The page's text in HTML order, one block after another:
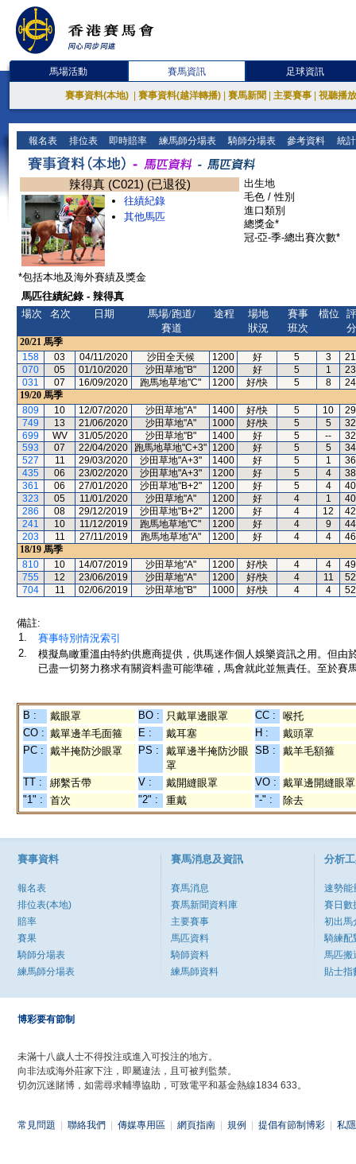
馬場活動 賽馬資訊 足球資訊
賽事資料(本地) 賽事資料(越洋轉播) 賽馬新聞 主要賽事 視聽播
報名表 排位表 即時賠率 練馬師分場表 騎師分場表 參考資料 統
辣得真 (C021) (已退役)
往績紀錄
其他馬匹
出生地
毛色 / 性別
進口類別
總獎金*
冠-亞-季-總出賽次數*
*包括本地及海外賽績及獎金
馬匹往績紀錄 - 辣得真
場次
名次 日期
馬場/跑道/
賽道
途程
場地
狀況
賽事
班次
檔位
評
分
20/21 馬季
158
03 04/11/2020 沙田全天候 1200 好 5 3
21
070
05 01/10/2020 沙田草地"B" 1200 好 5 1
23
031
07 16/09/2020 跑馬地草地"C" 1200 好/快 5 8
24
19/20 馬季
809
10 12/07/2020 沙田草地"A" 1400 好/快 5 10
29
749
13 21/06/2020 沙田草地"A" 1000 好/快 5 5
32
699
WV 31/05/2020 沙田草地"B" 1400 好 5 --
32
593
07 22/04/2020 跑馬地草地"C+3" 1200 好 5 5
34
527
11 29/03/2020 沙田草地"A+3" 1400 好 5 1
36
435
06 23/02/2020 沙田草地"A+3" 1200 好 5 4
38
361
06 27/01/2020 沙田草地"B+2" 1200 好 5 4
40
323
05 11/01/2020 沙田草地"A" 1200 好 4 1
40
286
08 29/12/2019 沙田草地"B+2" 1200 好 4 12
42
241
10 11/12/2019 跑馬地草地"C" 1200 好 4 9
44
203
11 27/11/2019 跑馬地草地"A" 1200 好 4 4
46
18/19 馬季
810
10 14/07/2019 沙田草地"A" 1200 好/快 4 4
49
755
12 23/06/2019 沙田草地"A" 1200 好/快 4 11
52
704
11 02/06/2019 沙田草地"B" 1000 好/快 4 4 52
備註:
1.
賽事特別情況索引
2.
模擬鳥瞰重溫由特約供應商提供，供馬迷作個人娛樂資訊之用。但
已盡一切努力務求有關資料盡可能準確，馬會就此並無責任。至於賽
B : 戴眼罩 BO : 只戴單邊眼罩 CC :
喉托
CO : 戴單邊羊毛面箍 E : 戴耳塞 H :
戴頭罩
PC : 戴半掩防沙眼罩 PS :
戴單邊半掩防沙眼
罩
SB : 戴羊毛額箍
TT : 綁繫舌帶 V : 戴開縫眼罩 VO : 戴單邊開縫眼罩
"1" :
首次 "2" : 重戴 "-" : 除去
賽事資料
報名表
排位表(本地)
賠率
賽果
騎師分場表
練馬師分場表
賽馬消息及資訊
賽馬消息
賽馬新聞資料庫
主要賽事
馬匹資料
騎師資料
練馬師資料
分析
速勢能
賽日數
初出馬
騎練配
馬匹搬
貼士指
博彩要有節制
未滿十八歲人士不得投注或進入可投注的地方。
向非法或海外莊家下注，即屬違法，且可被判監禁。
切勿沉迷賭博，如需尋求輔導協助，可致電平和基金熱線1834 633。
常見問題 聯絡我們 傳媒專用區 網頁指南 規例 提倡有節制博彩 私